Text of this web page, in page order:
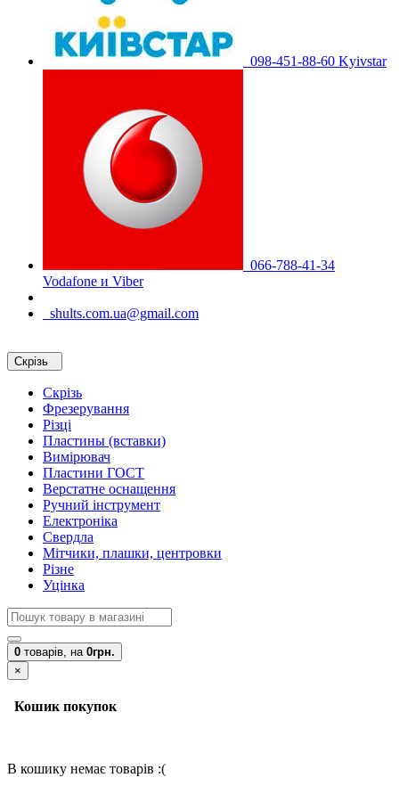
098-451-88-60 Kyivstar
066-788-41-34
Vodafone и Viber
shults.com.ua@gmail.com
Скрізь
Скрізь
Фрезерування
Різці
Пластины (вставки)
Вимірювач
Пластини ГОСТ
Верстатне оснащення
Ручний інструмент
Електроніка
Свердла
Мітчики, плашки, центровки
Різне
Уцінка
0 товарів, на 0грн.
×
Кошик покупок
В кошику немає товарів :(